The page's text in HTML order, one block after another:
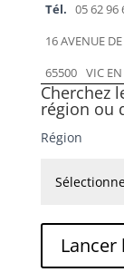
Tél. 05 62 96
16 AVENUE
65500 VIC
Cherchez
région ou
Région